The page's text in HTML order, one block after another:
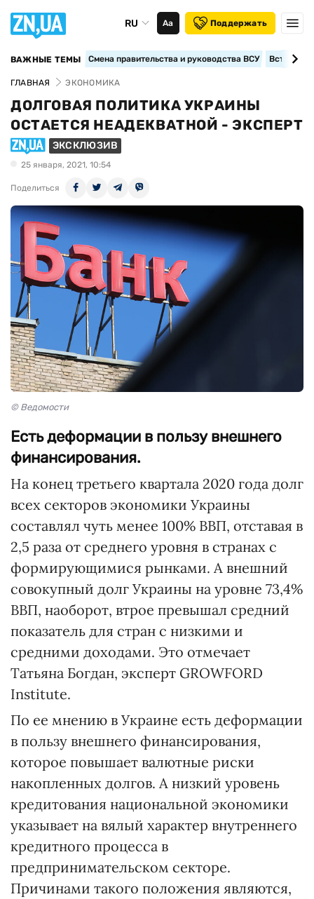
RU Аа Поддержать
ВАЖНЫЕ ТЕМЫ Смена правительства и руководства ВСУ
ГЛАВНАЯ ЭКОНОМИКА
ДОЛГОВАЯ ПОЛИТИКА УКРАИНЫ
ОСТАЕТСЯ НЕАДЕКВАТНОЙ - ЭКСПЕРТ
ЭКСКЛЮЗИВ
25 января, 2021, 10:54
Поделиться
© Ведомости
Есть деформации в пользу внешнего
финансирования.
На конец третьего квартала 2020 года долг
всех секторов экономики Украины
составлял чуть менее 100% ВВП, отставая в
2,5 раза от среднего уровня в странах с
формирующимися рынками. А внешний
совокупный долг Украины на уровне 73,4%
ВВП, наоборот, втрое превышал средний
показатель для стран с низкими и
средними доходами. Это отмечает
Татьяна Богдан, эксперт GROWFORD
Institute.
По ее мнению в Украине есть деформации
в пользу внешнего финансирования,
которое повышает валютные риски
накопленных долгов. А низкий уровень
кредитования национальной экономики
указывает на вялый характер внутреннего
кредитного процесса в
предпринимательском секторе.
Причинами такого положения являются,